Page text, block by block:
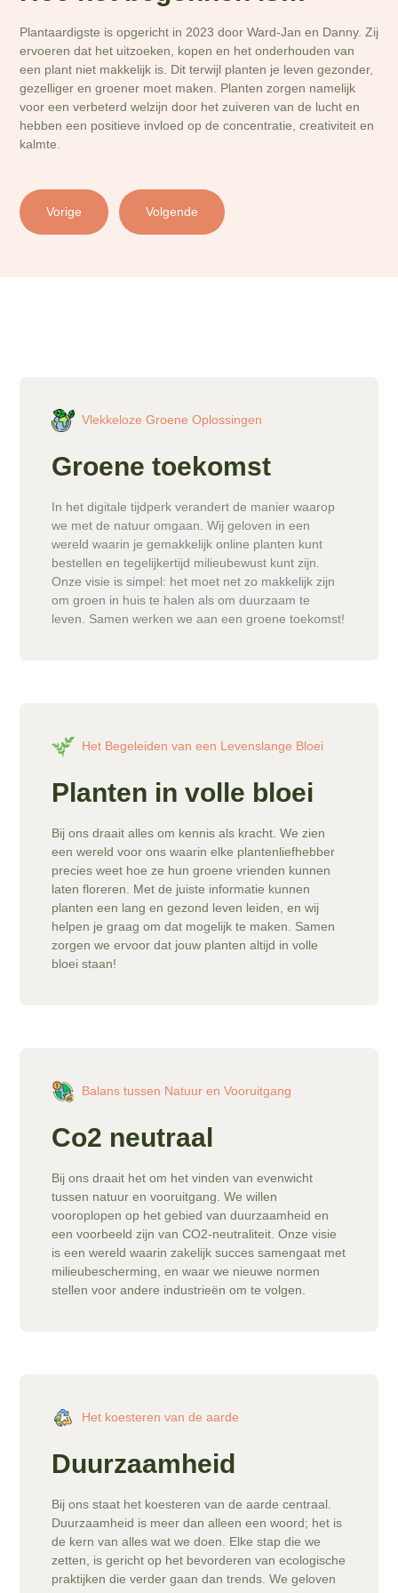
Plantaardigste is opgericht in 2023 door Ward-Jan en Danny. Zij
ervoeren dat het uitzoeken, kopen en het onderhouden van
een plant niet makkelijk is. Dit terwijl planten je leven gezonder,
gezelliger en groener moet maken. Planten zorgen namelijk
voor een verbeterd welzijn door het zuiveren van de lucht en
hebben een positieve invloed op de concentratie, creativiteit en
kalmte.
Vorige Volgende
Vlekkeloze Groene Oplossingen
Groene toekomst
In het digitale tijdperk verandert de manier waarop
we met de natuur omgaan. Wij geloven in een
wereld waarin je gemakkelijk online planten kunt
bestellen en tegelijkertijd milieubewust kunt zijn.
Onze visie is simpel: het moet net zo makkelijk zijn
om groen in huis te halen als om duurzaam te
leven. Samen werken we aan een groene toekomst!
Het Begeleiden van een Levenslange Bloei
Planten in volle bloei
Bij ons draait alles om kennis als kracht. We zien
een wereld voor ons waarin elke plantenliefhebber
precies weet hoe ze hun groene vrienden kunnen
laten floreren. Met de juiste informatie kunnen
planten een lang en gezond leven leiden, en wij
helpen je graag om dat mogelijk te maken. Samen
zorgen we ervoor dat jouw planten altijd in volle
bloei staan!
Balans tussen Natuur en Vooruitgang
Co2 neutraal
Bij ons draait het om het vinden van evenwicht
tussen natuur en vooruitgang. We willen
vooroplopen op het gebied van duurzaamheid en
een voorbeeld zijn van CO2-neutraliteit. Onze visie
is een wereld waarin zakelijk succes samengaat met
milieubescherming, en waar we nieuwe normen
stellen voor andere industrieën om te volgen.
Het koesteren van de aarde
Duurzaamheid
Bij ons staat het koesteren van de aarde centraal.
Duurzaamheid is meer dan alleen een woord; het is
de kern van alles wat we doen. Elke stap die we
zetten, is gericht op het bevorderen van ecologische
praktijken die verder gaan dan trends. We geloven